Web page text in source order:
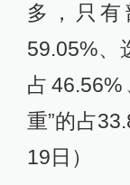
多，只
59.05%、
占
重”的占
19日）